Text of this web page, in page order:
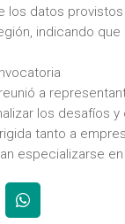
los datos
indicando
a
los desafíos
tanto a
especializarse